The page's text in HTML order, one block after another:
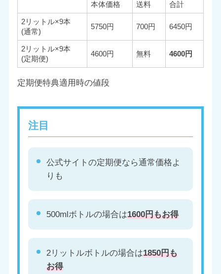
本体価格 送料 合計
2リットル×9本
(通常)
5750円 700円 6450円
2リットル×9本
(定期便)
4600円 無料 4600円
定期便特典適用時の値段
注目
公式サイトの定期便なら通常価格よ
りも
500mlボトルの場合は1600円もお得
2リットルボトルの場合は1850円も
お得